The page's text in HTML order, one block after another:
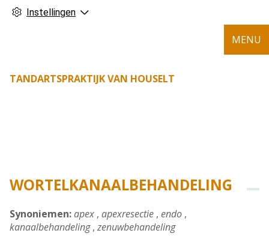
Instellingen
TANDARTSPRAKTIJK VAN HOUSELT
MENU
WORTELKANAALBEHANDELING
Synoniemen:apex , apexresectie , endo ,
kanaalbehandeling, zenuwbehandeling